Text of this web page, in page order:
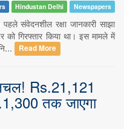
Hindustan Delhi Newspapers
संवेदनशील रक्षा जानकारी साझा
गिरफ्तार किया था। इस मामले में
Read More
Rs.21,121
तक जाएगा